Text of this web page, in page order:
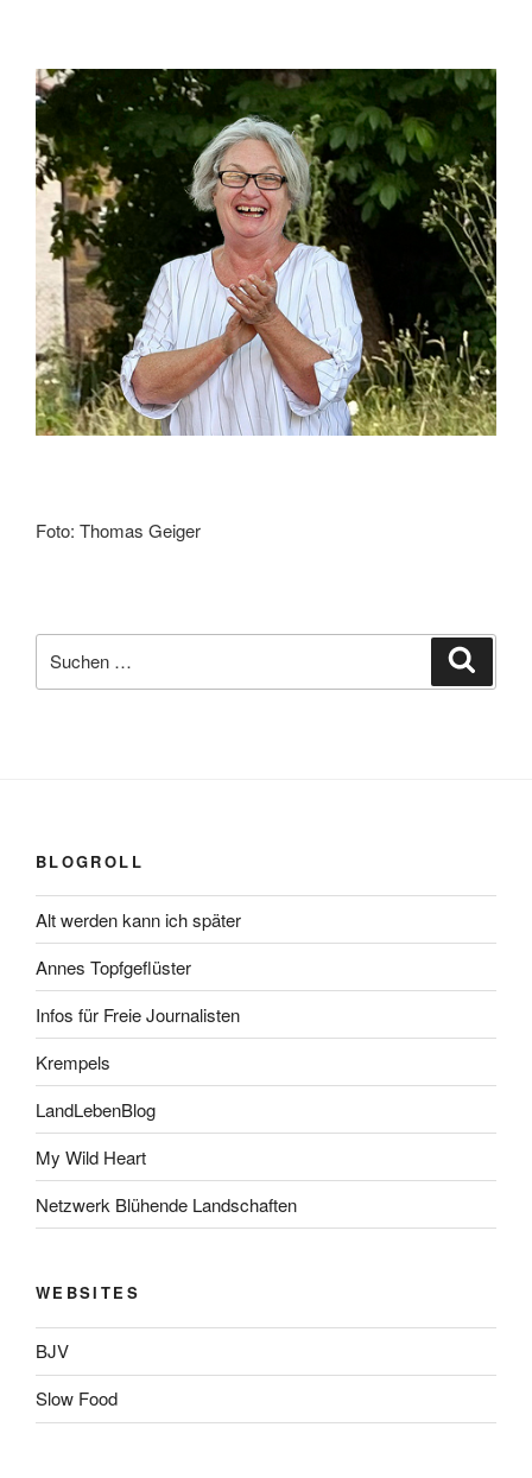
Foto: Thomas Geiger
nach:
BLOGROLL
Alt werden kann ich später
Annes Topfgeflüster
Infos für Freie Journalisten
Krempels
LandLebenBlog
My Wild Heart
Netzwerk Blühende Landschaften
WEBSITES
BJV
Slow Food